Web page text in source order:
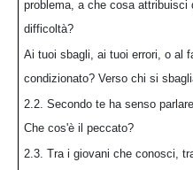
problema, a che cosa
difficoltà?
Ai tuoi sbagli, ai tuoi errori, o al
condizionato? Verso chi si
2.2. Secondo te ha senso
Che cos'è il peccato?
2.3. Tra i giovani che conosci,